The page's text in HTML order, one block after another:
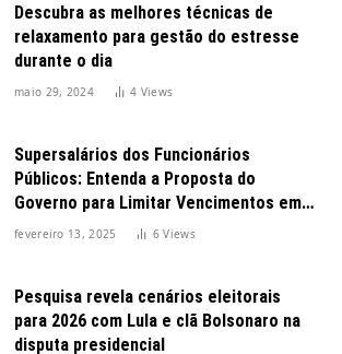
Descubra as melhores técnicas de
relaxamento para gestão do estresse
durante o dia
maio 29, 2024 4 Views
Supersalários dos Funcionários
Públicos: Entenda a Proposta do
Governo para Limitar Vencimentos em
2025
fevereiro 13, 2025 6Views
Pesquisa revela cenários eleitorais
para 2026 com Lula e clã Bolsonaro na
disputa presidencial